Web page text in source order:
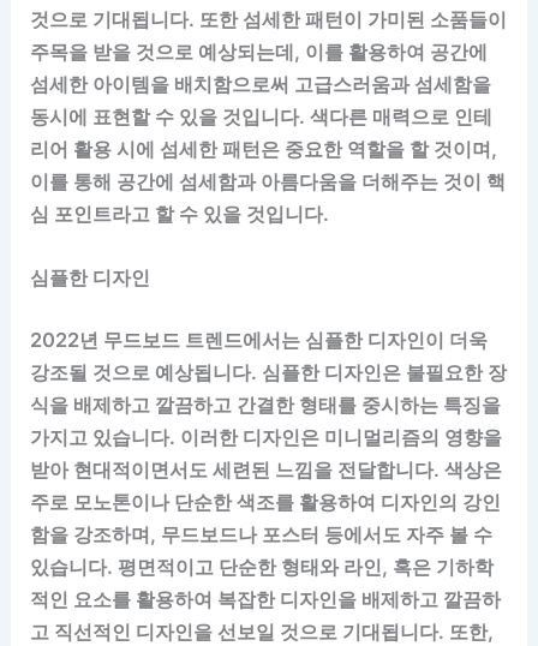
것으로 기대됩니다. 또한 섬세한 패턴이 가미된 소품들이
주목을 받을 것으로 예상되는데, 이를 활용하여 공간에
섬세한 아이템을 배치함으로써 고급스러움과 섬세함을
동시에 표현할 수 있을 것입니다. 색다른 매력으로 인테
리어 활용 시에 섬세한 패턴은 중요한 역할을 할 것이며,
이를 통해 공간에 섬세함과 아름다움을 더해주는 것이 핵
심 포인트라고 할 수 있을 것입니다.
심플한 디자인
2022년 무드보드 트렌드에서는 심플한 디자인이 더욱
강조될 것으로 예상됩니다. 심플한 디자인은 불필요한 장
식을 배제하고 깔끔하고 간결한 형태를 중시하는 특징을
가지고 있습니다. 이러한 디자인은 미니멀리즘의 영향을
받아 현대적이면서도 세련된 느낌을 전달합니다. 색상은
주로 모노톤이나 단순한 색조를 활용하여 디자인의 강인
함을 강조하며, 무드보드나 포스터 등에서도 자주 볼 수
있습니다. 평면적이고 단순한 형태와 라인, 혹은 기하학
적인 요소를 활용하여 복잡한 디자인을 배제하고 깔끔하
고 직선적인 디자인을 선보일 것으로 기대됩니다. 또한,